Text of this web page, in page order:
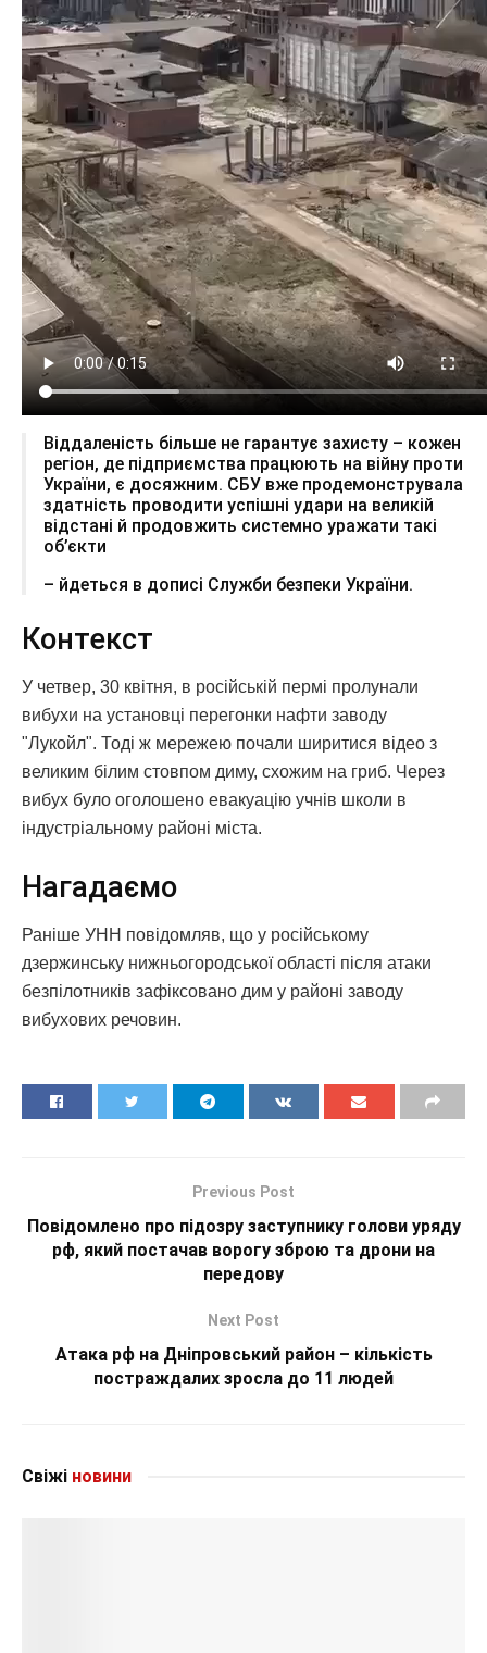
Віддаленість більше не гарантує захисту – кожен
регіон, де підприємства працюють на війну проти
України, є досяжним. СБУ вже продемонструвала
здатність проводити успішні удари на великій
відстані й продовжить системно уражати такі
об’єкти
– йдеться в дописі Служби безпеки України.
Контекст
У четвер, 30 квітня, в російській пермі пролунали
вибухи на установці перегонки нафти заводу
"Лукойл". Тоді ж мережею почали ширитися відео з
великим білим стовпом диму, схожим на гриб. Через
вибух було оголошено евакуацію учнів школи в
індустріальному районі міста.
Нагадаємо
Раніше УНН повідомляв, що у російському
дзержинську нижньогородської області після атаки
безпілотників зафіксовано дим у районі заводу
вибухових речовин.
Previous Post
Повідомлено про підозру заступнику голови уряду
рф, який постачав ворогу зброю та дрони на
передову
Next Post
Атака рф на Дніпровський район – кількість
постраждалих зросла до 11 людей
Свіжі новини